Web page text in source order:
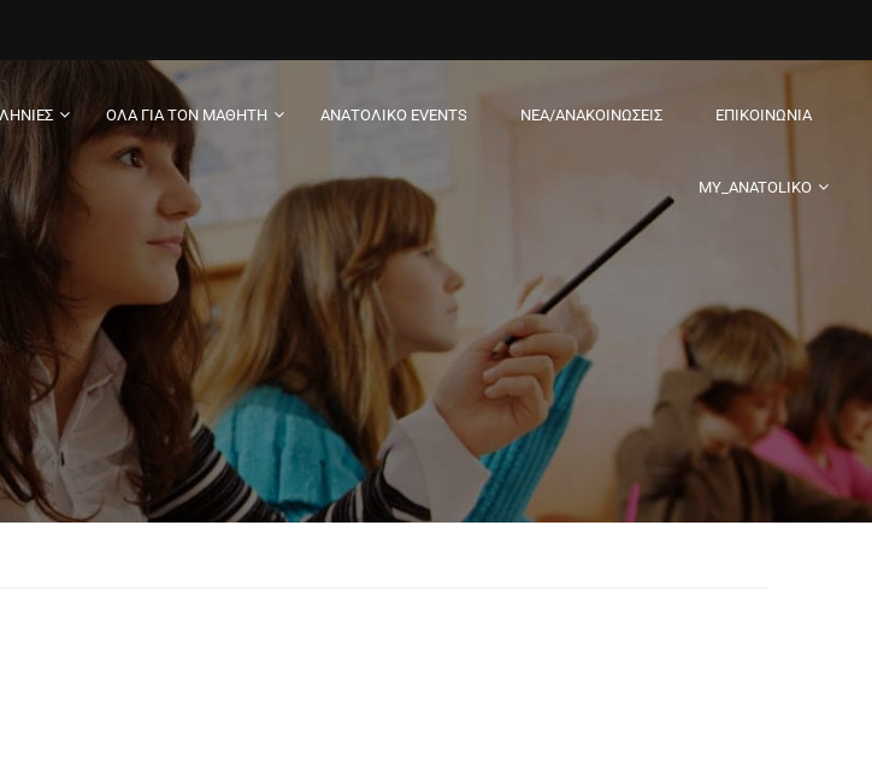
ΌΛΑ ΓΙΑ ΤΟΝ ΜΑΘΗΤΉ ΑΝΑΤΟΛΙΚΌ EVENTS ΝΈΑ/ΑΝΑΚΟΙΝΏΣΕΙΣ ΕΠΙΚΟΙΝΩΝΊΑ
MY_ANATOLIKO